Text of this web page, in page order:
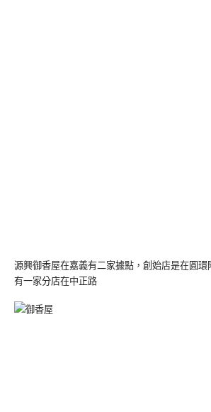
源興御香屋在嘉義有二家據點，創始店是在圓
有一家分店在中正路